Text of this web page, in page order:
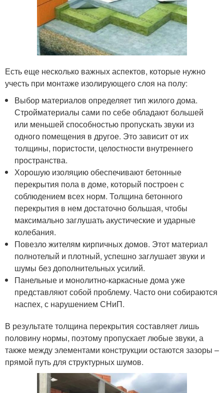
Есть еще несколько важных аспектов, которые нужно
учесть при монтаже изолирующего слоя на полу:
Выбор материалов определяет тип жилого дома.
Стройматериалы сами по себе обладают большей
или меньшей способностью пропускать звуки из
одного помещения в другое. Это зависит от их
толщины, пористости, целостности внутреннего
пространства.
Хорошую изоляцию обеспечивают бетонные
перекрытия пола в доме, который построен с
соблюдением всех норм. Толщина бетонного
перекрытия в нем достаточно большая, чтобы
максимально заглушать акустические и ударные
колебания.
Повезло жителям кирпичных домов. Этот материал
полнотелый и плотный, успешно заглушает звуки и
шумы без дополнительных усилий.
Панельные и монолитно-каркасные дома уже
представляют собой проблему. Часто они собираются
наспех, с нарушением СНиП.
В результате толщина перекрытия составляет лишь
половину нормы, поэтому пропускает любые звуки, а
также между элементами конструкции остаются зазоры –
прямой путь для структурных шумов.